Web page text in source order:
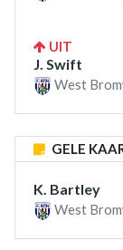
UIT
J. Swift
West
GELE
K. Bartley
West